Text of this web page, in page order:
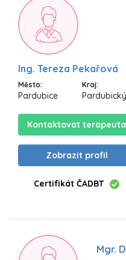
Ing. Tereza Pekařová
Město:
Pardubice
Kraj:
Pardubický
Kontaktovat terapeuta
Zobrazit profil
Certifikát ČADBT
Mgr.